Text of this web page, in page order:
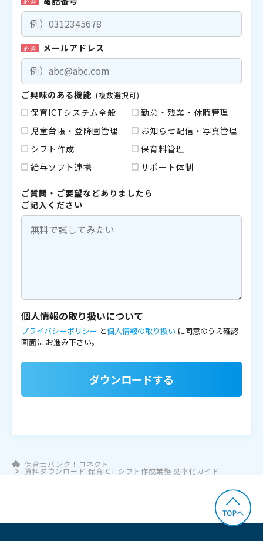
必須 メールアドレス
ご興味のある機能 (複数選択可)
保育ICTシステム全般
勤怠・残業・休暇管理
児童台帳・登降園管理
お知らせ配信・写真管理
シフト作成
保育料管理
給与ソフト連携
サポート体制
ご質問・ご要望などありましたら
ご記入ください
個人情報の取り扱いについて
プライバシーポリシー と個人情報の取り扱い に同意のうえ確認
画面に お進み下さい。
ダウンロードする
保育士バンク！コネクト
資料ダウンロード 保育ICT シフト作成業務 効率化ガイド